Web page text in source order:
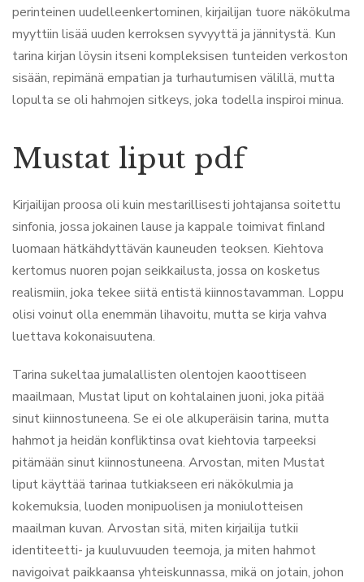
perinteinen uudelleenkertominen, kirjailijan tuore näkökulma
myyttiin lisää uuden kerroksen syvyyttä ja jännitystä. Kun
tarina kirjan löysin itseni kompleksisen tunteiden verkoston
sisään, repimänä empatian ja turhautumisen välillä, mutta
lopulta se oli hahmojen sitkeys, joka todella inspiroi minua.
Mustat liput pdf
Kirjailijan proosa oli kuin mestarillisesti johtajansa soitettu
sinfonia, jossa jokainen lause ja kappale toimivat finland
luomaan hätkähdyttävän kauneuden teoksen. Kiehtova
kertomus nuoren pojan seikkailusta, jossa on kosketus
realismiin, joka tekee siitä entistä kiinnostavamman. Loppu
olisi voinut olla enemmän lihavoitu, mutta se kirja vahva
luettava kokonaisuutena.
Tarina sukeltaa jumalallisten olentojen kaoottiseen
maailmaan, Mustat liput on kohtalainen juoni, joka pitää
sinut kiinnostuneena. Se ei ole alkuperäisin tarina, mutta
hahmot ja heidän konfliktinsa ovat kiehtovia tarpeeksi
pitämään sinut kiinnostuneena. Arvostan, miten Mustat
liput käyttää tarinaa tutkiakseen eri näkökulmia ja
kokemuksia, luoden monipuolisen ja moniulotteisen
maailman kuvan. Arvostan sitä, miten kirjailija tutkii
identiteetti- ja kuuluvuuden teemoja, ja miten hahmot
navigoivat paikkaansa yhteiskunnassa, mikä on jotain, johon